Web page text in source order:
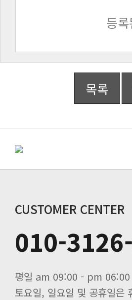
등
목록
CUSTOMER CENTER
010-
평일 am 09:00 - pm 06:00
토요일, 일요일 및 공휴일은